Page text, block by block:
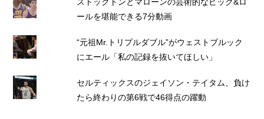
ストックトンとマローンの芸術的なピック&ロ
ールを堪能できる7分動画
“元祖Mr.トリプルダブル”がウェストブルック
にエール「私の記録を抜いてほしい」
セルティックスのジェイソン・テイタム、負け
たら終わりの第6戦で46得点の躍動